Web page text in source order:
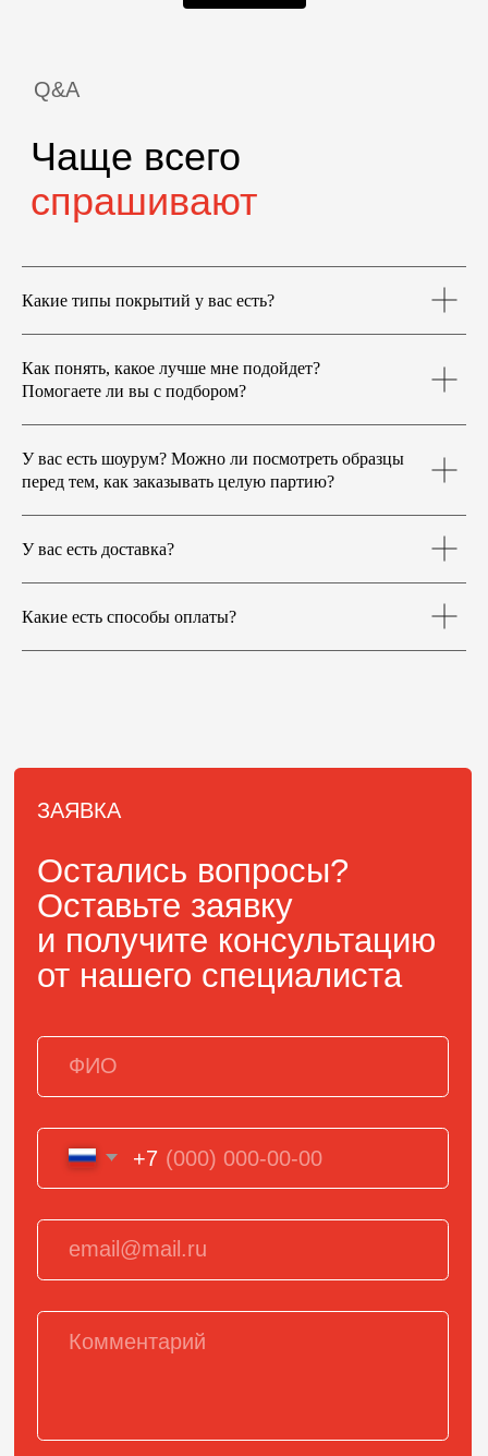
Какие типы покрытий у вас есть?
Как понять, какое лучше мне подойдет?
Помогаете ли вы с подбором?
У вас есть шоурум? Можно ли посмотреть образцы
перед тем, как заказывать целую партию?
У вас есть доставка?
Какие есть способы оплаты?